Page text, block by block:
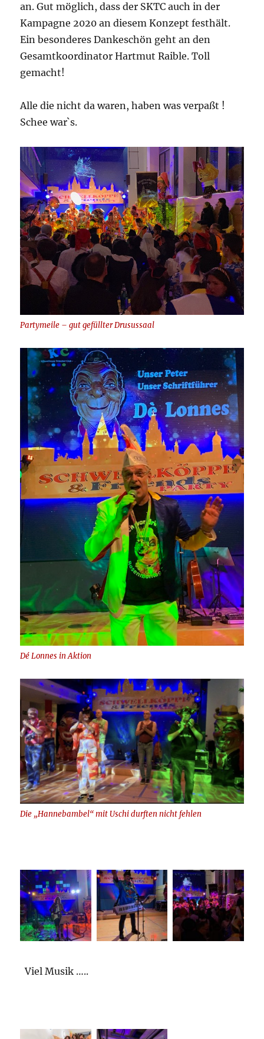
an. Gut möglich, dass der SKTC auch in der
Kampagne 2020 an diesem Konzept festhält.
Ein besonderes Dankeschön geht an den
Gesamtkoordinator Hartmut Raible. Toll
gemacht!
Alle die nicht da waren, haben was verpaßt !
Schee war`s.
Partymeile – gut gefüllter Drusussaal
Dé Lonnes in Aktion
Die „Hannebambel“ mit Uschi durften nicht fehlen
Viel Musik …..